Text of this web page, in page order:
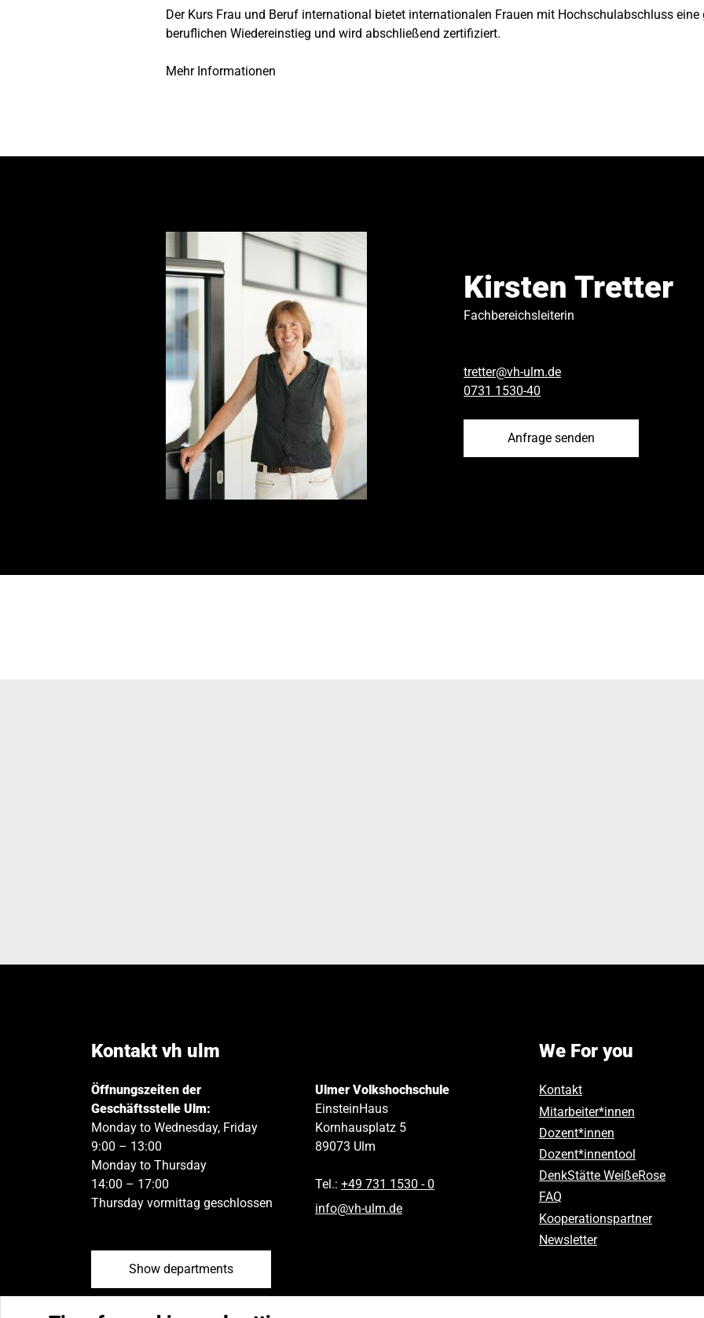
Der Kurs Frau und Beruf international bietet internationalen Frauen mit Hochschulabschluss
beruflichen Wiedereinstieg und wird abschließend zertifiziert.
Mehr Informationen
Kirsten Tretter
Fachbereichsleiterin
tretter@vh-ulm.de
0731 1530-40
Anfrage senden
Kontakt vh ulm
Öffnungszeiten der
Geschäftsstelle Ulm:
Monday to Wednesday, Friday
9:00 – 13:00
Monday to Thursday
14:00 – 17:00
Thursday vormittag geschlossen
Show departments
Ulmer Volkshochschule
EinsteinHaus
Kornhausplatz 5
89073 Ulm
Tel.: +49 731 1530 ‑ 0
info@vh-ulm.de
We For you
Kontakt
Mitarbeiter*innen
Dozent*innen
Dozent*innentool
DenkStätte WeißeRose
FAQ
Kooperationspartner
Newsletter